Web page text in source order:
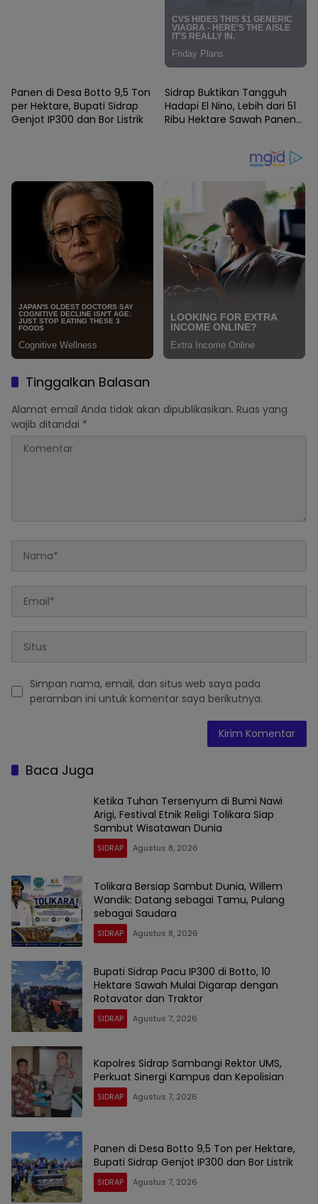
Panen di Desa Botto 9,5 Ton
per Hektare, Bupati Sidrap
Genjot IP300 dan Bor Listrik
SIDRAP
Sidrap Buktikan Tangguh
Hadapi El Nino, Lebih dari 51
Ribu Hektare Sawah Panen
Tinggalkan Balasan
Alamat email Anda tidak akan dipublikasikan. Ruas yang
wajib ditandai *
Simpan nama, email, dan situs web saya pada
peramban ini untuk komentar saya berikutnya.
Baca Juga
Ketika Tuhan Tersenyum di Bumi Nawi
Arigi, Festival Etnik Religi Tolikara Siap
Sambut Wisatawan Dunia
SIDRAP Agustus 8, 2026
Tolikara Bersiap Sambut Dunia, Willem
Wandik: Datang sebagai Tamu, Pulang
sebagai Saudara
SIDRAP Agustus 8, 2026
Bupati Sidrap Pacu IP300 di Botto, 10
Hektare Sawah Mulai Digarap dengan
Rotavator dan Traktor
SIDRAP Agustus 7, 2026
Kapolres Sidrap Sambangi Rektor UMS,
Perkuat Sinergi Kampus dan Kepolisian
SIDRAP Agustus 7, 2026
Panen di Desa Botto 9,5 Ton per Hektare,
Bupati Sidrap Genjot IP300 dan Bor Listrik
SIDRAP Agustus 7, 2026